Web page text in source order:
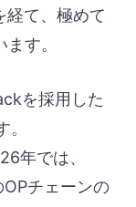
て、極めて
す。
を採用した
年では、
チェーンの